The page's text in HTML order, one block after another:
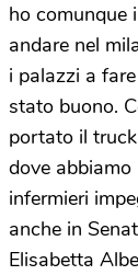
ho comunque
andare nel
i palazzi a
stato buono.
portato il
dove
infermieri
anche in
Elisabetta